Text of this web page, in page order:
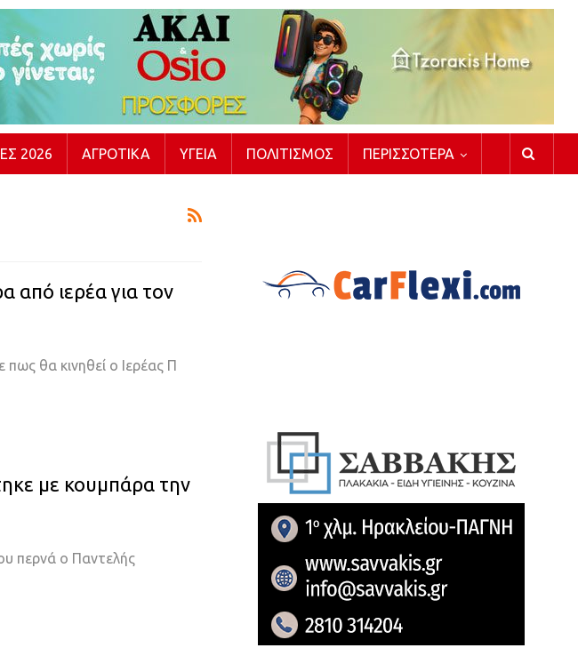
2026 ΑΓΡΟΤΙΚΆ ΥΓΕΊΑ ΠΟΛΙΤΙΣΜΌΣ ΠΕΡΙΣΣΌΤΕΡΑ
από ιερέα για τον
θα κινηθεί ο Ιερέας Π
με κουμπάρα την
περνά ο Παντελής